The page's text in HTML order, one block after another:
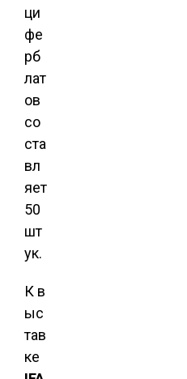
ци
фе
рб
лат
ов
со
ста
вл
яет
50
шт
ук.
К в
ыс
тав
ке